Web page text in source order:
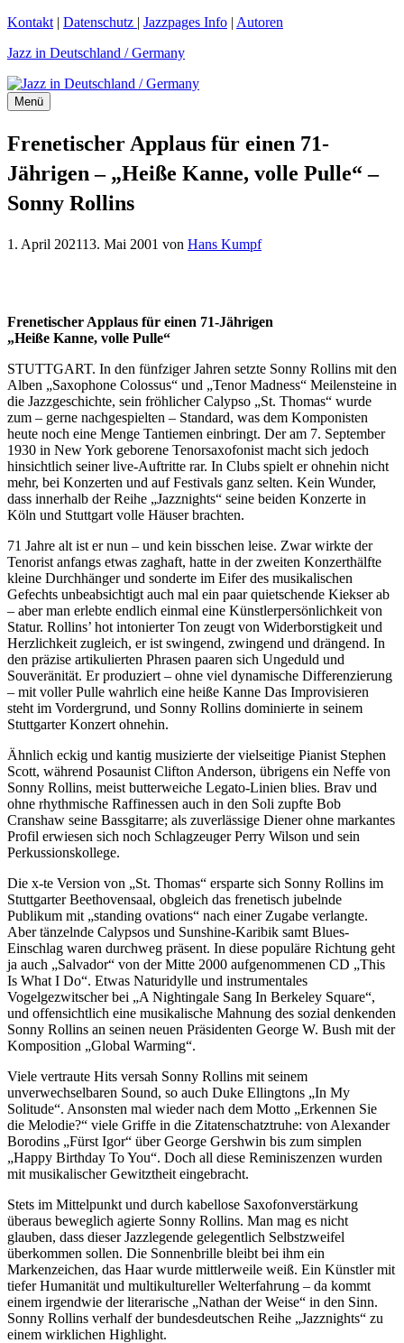
Zum
springen
Kontakt | Datenschutz | Jazzpages Info | Autoren
Jazz in Deutschland / Germany
Menü
Frenetischer Applaus für einen 71-
Jährigen – „Heiße Kanne, volle Pulle“ –
Sonny Rollins
1. April 202113. Mai 2001 von Hans Kumpf
Frenetischer Applaus für einen 71-Jährigen
„Heiße Kanne, volle Pulle“
STUTTGART. In den fünfziger Jahren setzte Sonny Rollins mit den
Alben „Saxophone Colossus“ und „Tenor Madness“ Meilensteine in
die Jazzgeschichte, sein fröhlicher Calypso „St. Thomas“ wurde
zum – gerne nachgespielten – Standard, was dem Komponisten
heute noch eine Menge Tantiemen einbringt. Der am 7. September
1930 in New York geborene Tenorsaxofonist macht sich jedoch
hinsichtlich seiner live-Auftritte rar. In Clubs spielt er ohnehin nicht
mehr, bei Konzerten und auf Festivals ganz selten. Kein Wunder,
dass innerhalb der Reihe „Jazznights“ seine beiden Konzerte in
Köln und Stuttgart volle Häuser brachten.
71 Jahre alt ist er nun – und kein bisschen leise. Zwar wirkte der
Tenorist anfangs etwas zaghaft, hatte in der zweiten Konzerthälfte
kleine Durchhänger und sonderte im Eifer des musikalischen
Gefechts unbeabsichtigt auch mal ein paar quietschende Kiekser ab
– aber man erlebte endlich einmal eine Künstlerpersönlichkeit von
Statur. Rollins’ hot intonierter Ton zeugt von Widerborstigkeit und
Herzlichkeit zugleich, er ist swingend, zwingend und drängend. In
den präzise artikulierten Phrasen paaren sich Ungeduld und
Souveränität. Er produziert – ohne viel dynamische Differenzierung
– mit voller Pulle wahrlich eine heiße Kanne Das Improvisieren
steht im Vordergrund, und Sonny Rollins dominierte in seinem
Stuttgarter Konzert ohnehin.
Ähnlich eckig und kantig musizierte der vielseitige Pianist Stephen
Scott, während Posaunist Clifton Anderson, übrigens ein Neffe von
Sonny Rollins, meist butterweiche Legato-Linien blies. Brav und
ohne rhythmische Raffinessen auch in den Soli zupfte Bob
Cranshaw seine Bassgitarre; als zuverlässige Diener ohne markantes
Profil erwiesen sich noch Schlagzeuger Perry Wilson und sein
Perkussionskollege.
Die x-te Version von „St. Thomas“ ersparte sich Sonny Rollins im
Stuttgarter Beethovensaal, obgleich das frenetisch jubelnde
Publikum mit „standing ovations“ nach einer Zugabe verlangte.
Aber tänzelnde Calypsos und Sunshine-Karibik samt Blues-
Einschlag waren durchweg präsent. In diese populäre Richtung geht
ja auch „Salvador“ von der Mitte 2000 aufgenommenen CD „This
Is What I Do“. Etwas Naturidylle und instrumentales
Vogelgezwitscher bei „A Nightingale Sang In Berkeley Square“,
und offensichtlich eine musikalische Mahnung des sozial denkenden
Sonny Rollins an seinen neuen Präsidenten George W. Bush mit der
Komposition „Global Warming“.
Viele vertraute Hits versah Sonny Rollins mit seinem
unverwechselbaren Sound, so auch Duke Ellingtons „In My
Solitude“. Ansonsten mal wieder nach dem Motto „Erkennen Sie
die Melodie?“ viele Griffe in die Zitatenschatztruhe: von Alexander
Borodins „Fürst Igor“ über George Gershwin bis zum simplen
„Happy Birthday To You“. Doch all diese Reminiszenzen wurden
mit musikalischer Gewitztheit eingebracht.
Stets im Mittelpunkt und durch kabellose Saxofonverstärkung
überaus beweglich agierte Sonny Rollins. Man mag es nicht
glauben, dass dieser Jazzlegende gelegentlich Selbstzweifel
überkommen sollen. Die Sonnenbrille bleibt bei ihm ein
Markenzeichen, das Haar wurde mittlerweile weiß. Ein Künstler mit
tiefer Humanität und multikultureller Welterfahrung – da kommt
einem irgendwie der literarische „Nathan der Weise“ in den Sinn.
Sonny Rollins verhalf der bundesdeutschen Reihe „Jazznights“ zu
einem wirklichen Highlight.